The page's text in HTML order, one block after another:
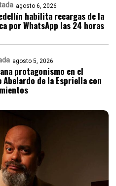
agosto 6, 2026
habilita recargas de la
por WhatsApp las 24 horas
agosto 5, 2026
protagonismo en el
Abelardo de la Espriella con